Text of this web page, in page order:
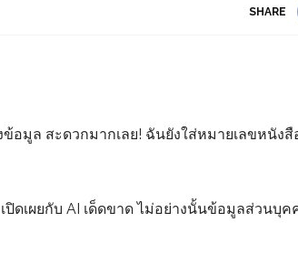
SHARE
อมูล สะดวกมากเลย! ฉันยังใส่หมายเลขหนังสื
ดเผยกับ AI เด็ดขาด ไม่อย่างนั้นข้อมูลส่วนบุค